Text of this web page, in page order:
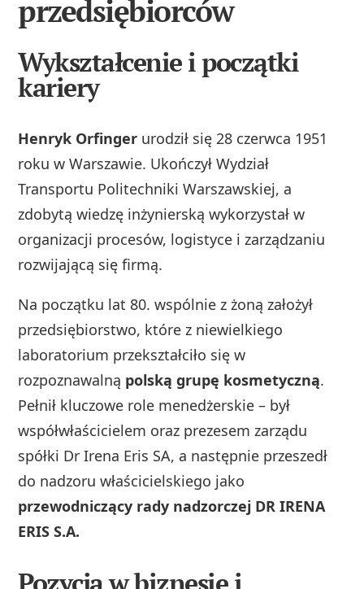
przedsiębiorców
Wykształcenie i początki
kariery
Henryk Orfinger urodził się 28 czerwca 1951
roku w Warszawie. Ukończył Wydział
Transportu Politechniki Warszawskiej, a
zdobytą wiedzę inżynierską wykorzystał w
organizacji procesów, logistyce i zarządzaniu
rozwijającą się firmą.
Na początku lat 80. wspólnie z żoną założył
przedsiębiorstwo, które z niewielkiego
laboratorium przekształciło się w
rozpoznawalną polską grupę kosmetyczną.
Pełnił kluczowe role menedżerskie – był
współwłaścicielem oraz prezesem zarządu
spółki Dr Irena Eris SA, a następnie przeszedł
do nadzoru właścicielskiego jako
przewodniczący rady nadzorczej DR IRENA
ERIS S.A.